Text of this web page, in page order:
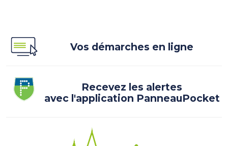
Vos démarches en ligne
Recevez les alertes
avec l'application PanneauPocket